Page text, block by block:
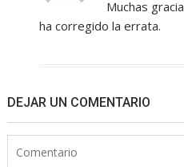
Muchas
ha corregido la errata.
DEJAR UN COMENTARIO